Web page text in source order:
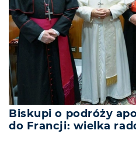
Biskupi o podróży
do Francji: wielka